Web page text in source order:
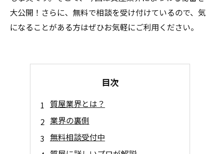
大公開！さらに、無料で相談を受け付けているので、気
になることがある方はぜひお気軽にご利用ください。
目次
質屋業界とは？
業界の裏側
無料相談受付中